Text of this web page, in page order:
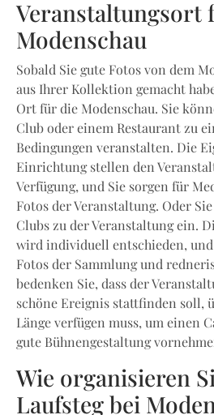
Veranstaltungsort
Modenschau
Sobald Sie gute Fotos von dem
aus Ihrer Kollektion gemacht
Ort für die Modenschau. Sie
Club oder einem Restaurant zu
Bedingungen veranstalten. Die
Einrichtung stellen den
Verfügung, und Sie sorgen für
Fotos der Veranstaltung. Oder
Clubs zu der Veranstaltung ein.
wird individuell entschieden,
Fotos der Sammlung und
bedenken Sie, dass der
schöne Ereignis stattfinden soll,
Länge verfügen muss, um einen
gute Bühnengestaltung
Wie organisieren
Laufsteg bei